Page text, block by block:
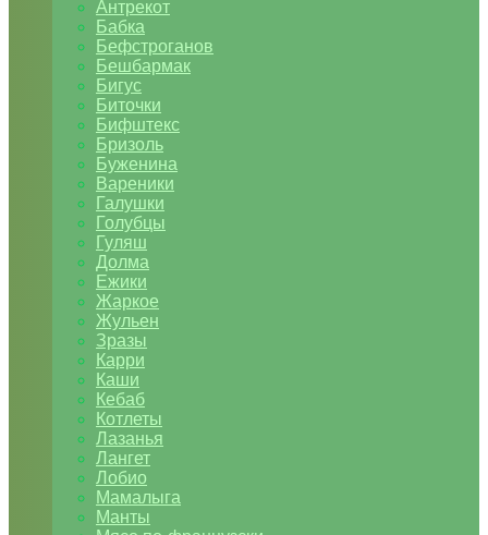
Антрекот
Бабка
Бефстроганов
Бешбармак
Бигус
Биточки
Бифштекс
Бризоль
Буженина
Вареники
Галушки
Голубцы
Гуляш
Долма
Ежики
Жаркое
Жульен
Зразы
Карри
Каши
Кебаб
Котлеты
Лазанья
Лангет
Лобио
Мамалыга
Манты